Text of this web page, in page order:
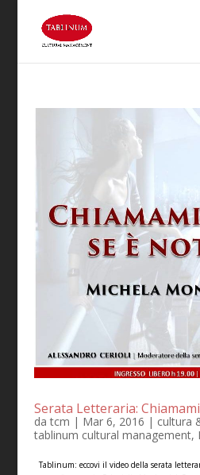
Serata Letteraria:
datcm | Mar 6, 2016 | cultura
tablinum cultural management,
Tablinum: eccovi il video della serata